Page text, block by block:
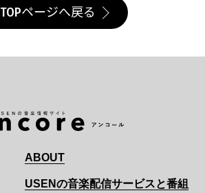
TOPページへ戻る
ABOUT
USENの音楽配信サービスと番組